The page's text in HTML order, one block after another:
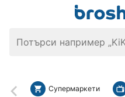
Супермаркети